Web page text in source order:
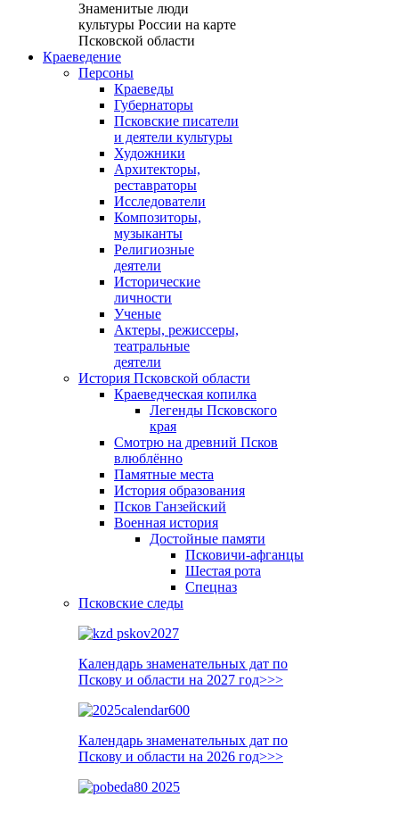
Знаменитые люди
культуры России на карте
Псковской области
Краеведение
Персоны
Краеведы
Губернаторы
Псковские писатели
и деятели культуры
Художники
Архитекторы,
реставраторы
Исследователи
Композиторы,
музыканты
Религиозные
деятели
Исторические
личности
Ученые
Актеры, режиссеры,
театральные
деятели
История Псковской области
Краеведческая копилка
Легенды Псковского
края
Смотрю на древний Псков
влюблённо
Памятные места
История образования
Псков Ганзейский
Военная история
Достойные памяти
Псковичи-афганцы
Шестая рота
Спецназ
Псковские следы
Календарь знаменательных дат по
Пскову и области на 2027 год>>>
Календарь знаменательных дат по
Пскову и области на 2026 год>>>